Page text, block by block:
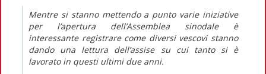
Mentre si stanno mettendo a punto varie iniziative
per l’apertura dell’Assemblea sinodale è
interessante registrare come diversi vescovi stanno
dando una lettura dell’assise su cui tanto si è
lavorato in questi ultimi due anni.